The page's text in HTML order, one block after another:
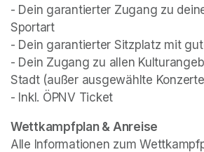
- Dein garantierter Zugang zu
Sportart
- Dein garantierter Sitzplatz mit
- Dein Zugang zu allen
Stadt (außer ausgewählte
- Inkl. ÖPNV Ticket
(opens in a new tab)
Wettkampfplan & Anreise
Alle Informationen zum